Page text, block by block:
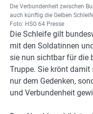
Die Verbundenheit zwischen
auch künftig die Gelben
Foto: HSG 64 Presse
Die Schleife gilt
mit den Soldatinnen
sie nun sichtbar für die
Truppe. Sie krönt
nur dem Gedenken,
und Verbundenheit